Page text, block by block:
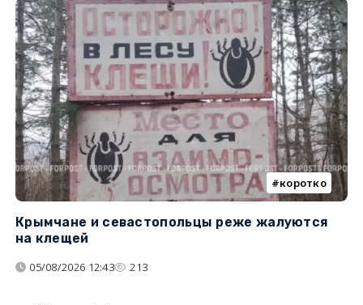
коротко
Крымчане и севастопольцы реже жалуются
на клещей
05/08/2026 12:43 213